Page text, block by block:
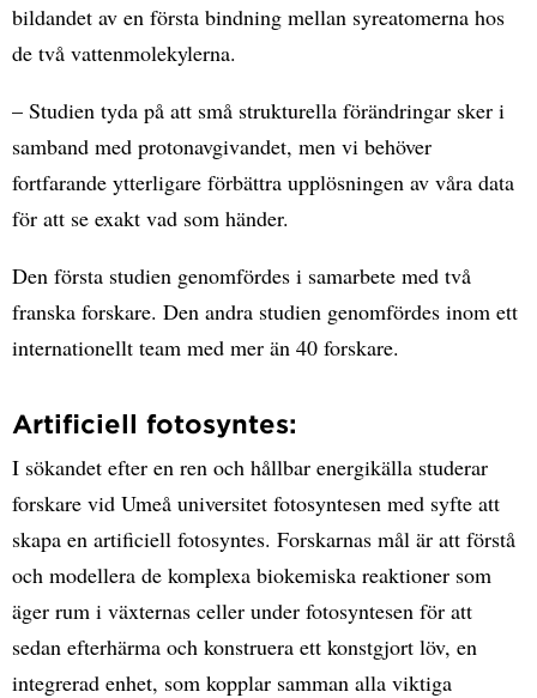
bildandet av en första bindning mellan syreatomerna hos
de två vattenmolekylerna.
– Studien tyda på att små strukturella förändringar sker i
samband med protonavgivandet, men vi behöver
fortfarande ytterligare förbättra upplösningen av våra data
för att se exakt vad som händer.
Den första studien genomfördes i samarbete med två
franska forskare. Den andra studien genomfördes inom ett
internationellt team med mer än 40 forskare.
Artificiell fotosyntes:
I sökandet efter en ren och hållbar energikälla studerar
forskare vid Umeå universitet fotosyntesen med syfte att
skapa en artificiell fotosyntes. Forskarnas mål är att förstå
och modellera de komplexa biokemiska reaktioner som
äger rum i växternas celler under fotosyntesen för att
sedan efterhärma och konstruera ett konstgjort löv, en
integrerad enhet, som kopplar samman alla viktiga